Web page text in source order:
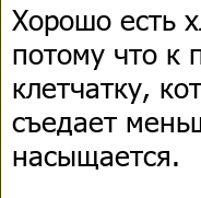
Хорошо есть
потому что к
клетчатку,
съедает
насыщается.